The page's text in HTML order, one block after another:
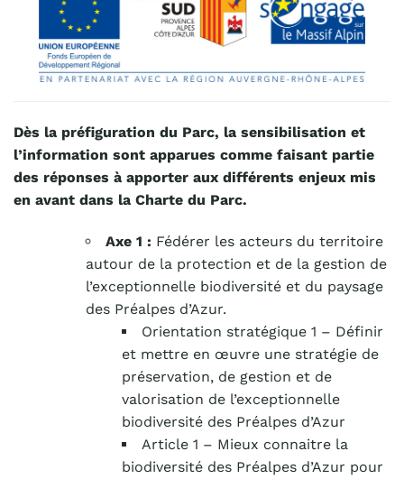
Dès la préfiguration du Parc, la sensibilisation et
l’information sont apparues comme faisant partie
des réponses à apporter aux différents enjeux mis
en avant dans la Charte du Parc.
Axe 1 : Fédérer les acteurs du territoire
autour de la protection et de la gestion de
l’exceptionnelle biodiversité et du paysage
des Préalpes d’Azur.
Orientation stratégique 1 – Définir
et mettre en œuvre une stratégie de
préservation, de gestion et de
valorisation de l’exceptionnelle
biodiversité des Préalpes d’Azur
Article 1 – Mieux connaitre la
biodiversité des Préalpes d’Azur pour